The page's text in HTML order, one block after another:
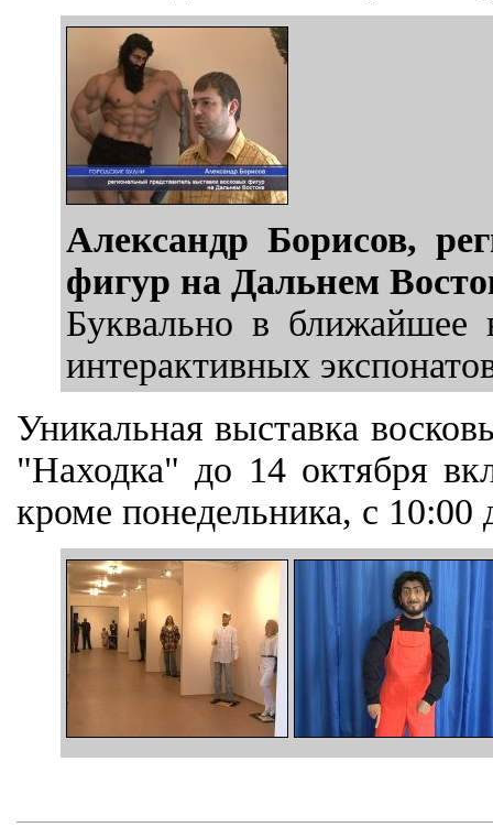
Александр Борисов,
фигур на Дальнем
Буквально в
интерактивных
Уникальная выставка
"Находка" до 14 октября
кроме понедельника, с 10:00